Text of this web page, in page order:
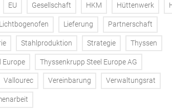
EU Gesellschaft HKM Hüttenwerk
Lichtbogenofen Lieferung Partnerschaft
Stahlproduktion Strategie Thyssen
Europe Thyssenkrupp Steel Europe AG
Vallourec Vereinbarung Verwaltungsrat